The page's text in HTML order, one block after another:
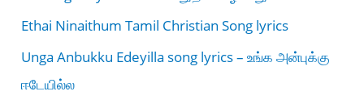
Ethai Ninaithum Tamil Christian Song lyrics
Unga Anbukku Edeyilla song lyrics – உங்க அன்புக்கு
ஈடேயில்ல